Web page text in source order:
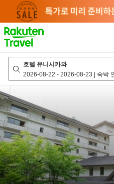
page
호텔 유니시카와
2026-08-22 - 2026-08-23 | 숙박